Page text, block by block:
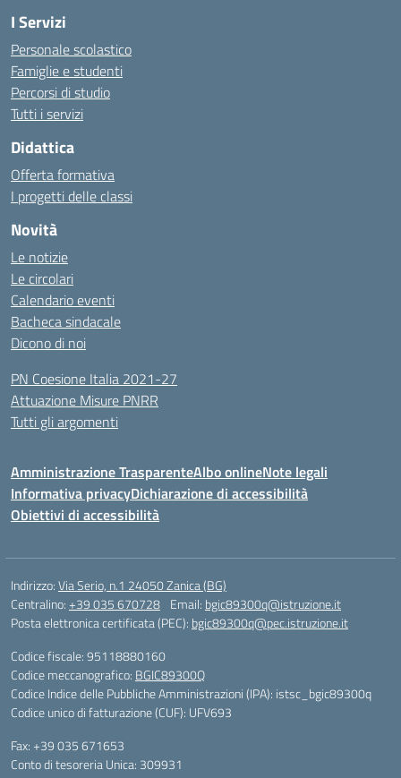
I Servizi
Personale scolastico
Famiglie e studenti
Percorsi di studio
Tutti i servizi
Didattica
Offerta formativa
I progetti delle classi
Novità
Le notizie
Le circolari
Calendario eventi
Bacheca sindacale
Dicono di noi
PN Coesione Italia 2021-27
Attuazione Misure PNRR
Tutti gli argomenti
Amministrazione TrasparenteAlbo onlineNote legali
Informativa privacyDichiarazione di accessibilità
Obiettivi di accessibilità
Indirizzo:Via Serio, n.1 24050 Zanica (BG)
Centralino:+39 035 670728 Email: bgic89300q@istruzione.it
Posta elettronica certificata (PEC): bgic89300q@pec.istruzione.it
Codice fiscale: 95118880160
Codice meccanografico: BGIC89300Q
Codice Indice delle Pubbliche Amministrazioni (IPA): istsc_bgic89300q
Codice unico di fatturazione (CUF): UFV693
Fax: +39 035 671653
Conto di tesoreria Unica: 309931